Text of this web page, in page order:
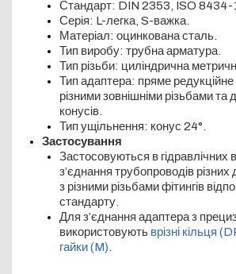
Стандарт: DIN 2353, ISO 8434-
Серія: L-легка, S-важка.
Матеріал: оцинкована сталь.
Тип виробу: трубна арматура.
Тип різьби: циліндрична
Тип адаптера: пряме редукційне
різними зовнішніми різьбами та
конусів.
Тип ущільнення: конус 24°.
Застосування
Застосовуються в гідравлічних
з’єднання трубопроводів різних
з різними різьбами фітингів
стандарту.
Для з’єднання адаптера з
використовують врізні кільця
гайки (M)